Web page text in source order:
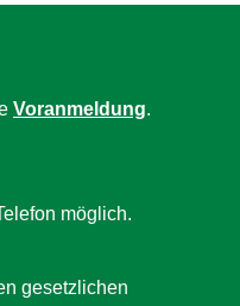
Voranmeldung.
möglich.
gesetzlichen